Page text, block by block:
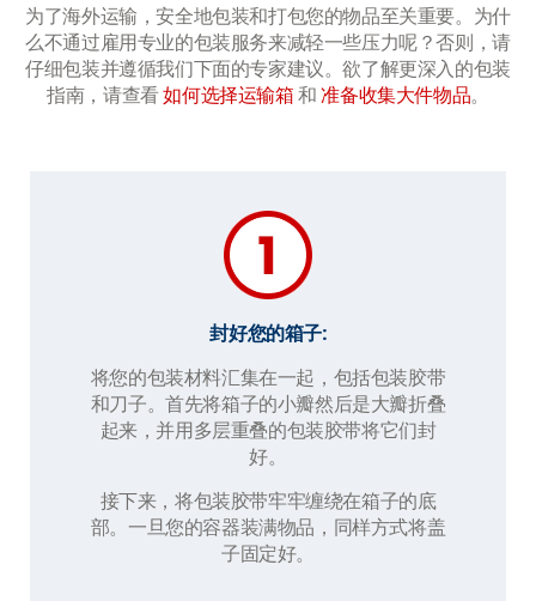
为了海外运输，安全地包装和打包您的物品至关重要。为什
么不通过雇用专业的包装服务来减轻一些压力呢？否则，请
仔细包装并遵循我们下面的专家建议。欲了解更深入的包装
指南，请查看如何选择运输箱和准备收集大件物品。
封好您的箱子:
将您的包装材料汇集在一起，包括包装胶带
和刀子。首先将箱子的小瓣然后是大瓣折叠
起来，并用多层重叠的包装胶带将它们封
好。
接下来，将包装胶带牢牢缠绕在箱子的底
部。一旦您的容器装满物品，同样方式将盖
子固定好。